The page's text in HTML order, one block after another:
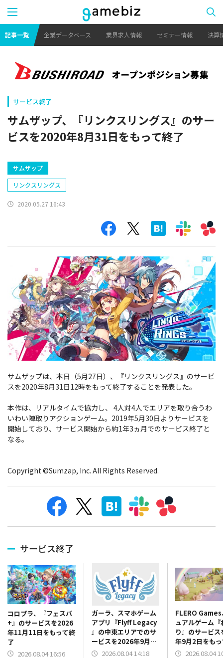
記事一覧 企業データベース 業界求人情報 セミナー情報 決算
サービス終了
サムザップ、『リンクスリングス』のサー
ビスを2020年8月31日をもって終了
サムザップ
リンクスリングス
2020.05.27 16:43
サムザップは、本日（5月27日）、『リンクスリングス』のサービ
スを2020年8月31日12時をもって終了することを発表した。
本作は、リアルタイムで協力し、 4人対4人でエリアを取り合うわ
いわい陣取りアクションゲーム。2019年5月30日よりサービスを
開始しており、サービス開始から約1年3ヵ月でのサービス終了と
なる。
Copyright ©Sumzap, Inc. All Rights Reserved.
サービス終了
コロプラ、『フェスバ
+』のサービスを2026
年11月11日をもって終
了
2026.08.04 16:56
ガーラ、スマホゲーム
アプリ『Flyff Legacy
』の中東エリアでのサ
ービスを2026年9月30
日をもって終了
2026.08.04 14:18
FLERO Games
ュアルゲーム『
り』のサービ
年9月2日をも
2026.08.04